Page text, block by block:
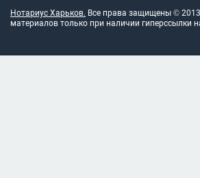
Нотариус Харьков. Все права защищены ©
материалов только при наличии гиперссылки